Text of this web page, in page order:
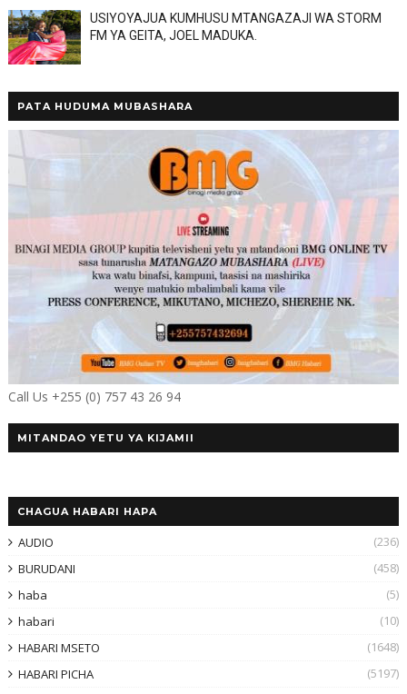
USIYOYAJUA KUMHUSU MTANGAZAJI WA STORM
FM YA GEITA, JOEL MADUKA.
PATA HUDUMA MUBASHARA
Call Us +255 (0) 757 43 26 94
MITANDAO YETU YA KIJAMII
CHAGUA HABARI HAPA
AUDIO
(236)
BURUDANI
(458)
haba
(5)
habari
(10)
HABARI MSETO
(1648)
HABARI PICHA
(5197)